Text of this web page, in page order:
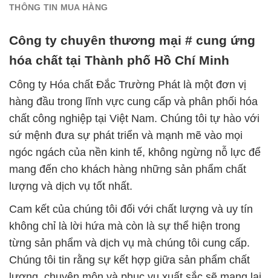
THÔNG TIN MUA HÀNG
Công ty chuyên thương mại # cung ứng
hóa chất tại Thành phố Hồ Chí Minh
Công ty Hóa chất Đắc Trường Phát là một đơn vị
hàng đầu trong lĩnh vực cung cấp và phân phối hóa
chất công nghiệp tại Việt Nam. Chúng tôi tự hào với
sứ mệnh đưa sự phát triển và mạnh mẽ vào mọi
ngóc ngách của nền kinh tế, không ngừng nỗ lực để
mang đến cho khách hàng những sản phẩm chất
lượng và dịch vụ tốt nhất.
Cam kết của chúng tôi đối với chất lượng và uy tín
không chỉ là lời hứa mà còn là sự thể hiện trong
từng sản phẩm và dịch vụ mà chúng tôi cung cấp.
Chúng tôi tin rằng sự kết hợp giữa sản phẩm chất